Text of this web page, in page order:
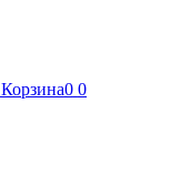
Корзина0 0